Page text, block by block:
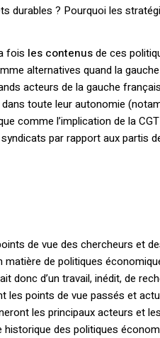
durables ? Pourquoi les
fois les contenusde ces
alternatives quand la
acteurs de la gauche
toute leur autonomie
comme l’implication de la
par rapport aux partis
de vue des chercheurs et
de politiques
donc d’un travail, inédit, de
les points de vue passés et
les principaux acteurs et
des politiques